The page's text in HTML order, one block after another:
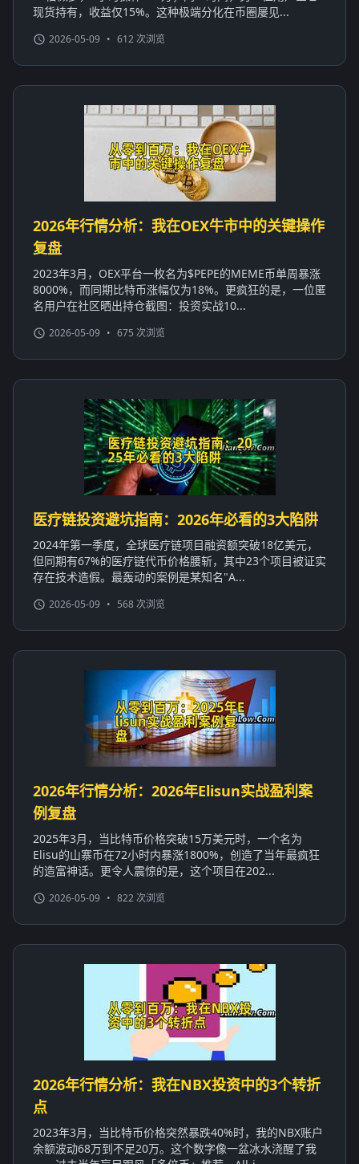
现货持有，收益仅15%。这种极端分化在币圈屡见...
2026-05-09 • 612 次浏览
2026年行情分析：我在OEX牛市中的关键操作
复盘
2023年3月，OEX平台一枚名为$PEPE的MEME币单周暴涨
8000%，而同期比特币涨幅仅为18%。更疯狂的是，一位匿
名用户在社区晒出持仓截图：投资实战10...
2026-05-09 • 675 次浏览
医疗链投资避坑指南：2026年必看的3大陷阱
2024年第一季度，全球医疗链项目融资额突破18亿美元，
但同期有67%的医疗链代币价格腰斩，其中23个项目被证实
存在技术造假。最轰动的案例是某知名"A...
2026-05-09 • 568 次浏览
2026年行情分析：2026年Elisun实战盈利案
例复盘
2025年3月，当比特币价格突破15万美元时，一个名为
Elisu的山寨币在72小时内暴涨1800%，创造了当年最疯狂
的造富神话。更令人震惊的是，这个项目在202...
2026-05-09 • 822 次浏览
2026年行情分析：我在NBX投资中的3个转折
点
2023年3月，当比特币价格突然暴跌40%时，我的NBX账户
余额波动68万到不足20万。这个数字像一盆冰水浇醒了我